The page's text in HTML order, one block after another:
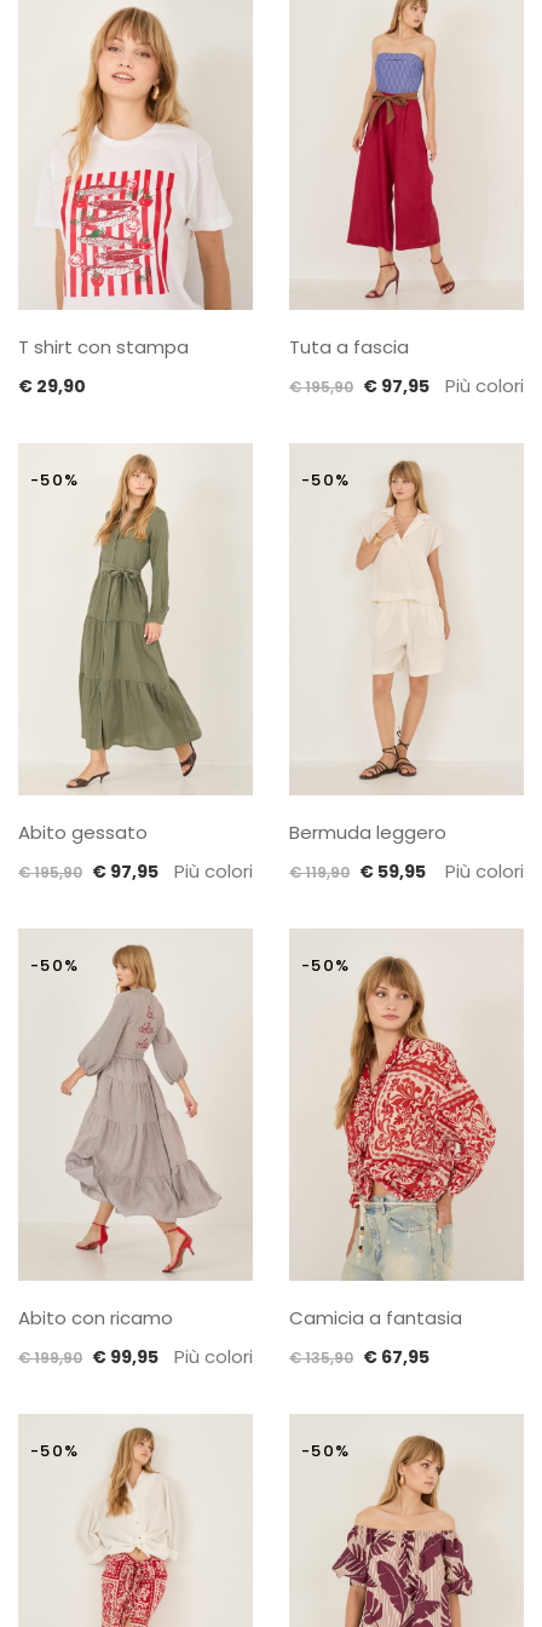
€ 124,90.
€ 154,90.
T shirt con stampa
€ 29,90
Tuta a fascia
€195,90 Il
originale
era:
€ 195,90.
€ 97,95Il
attuale
Più colori
-50%
Abito gessato
€195,90 Il
originale
era:
€ 195,90.
€ 97,95Il
attuale
Più colori
-50%
Bermuda leggero
€119,90 Il
originale
era:
€ 119,90.
€ 59,95Il
attuale
Più colori
-50%
Abito con ricamo
€199,90 Il
originale
era:
€ 199,90.
€ 99,95Il
attuale
€ 99,95.
Più colori
-50%
Camicia a fantasia
€135,90 Il
originale
€ 135,90.
€ 67,95Il
attuale
è:
€ 67,95.
-50% -50%